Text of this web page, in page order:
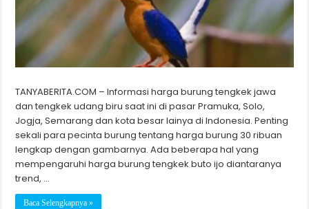
TANYABERITA.COM – Informasi harga burung tengkek jawa
dan tengkek udang biru saat ini di pasar Pramuka, Solo,
Jogja, Semarang dan kota besar lainya di Indonesia. Penting
sekali para pecinta burung tentang harga burung 30 ribuan
lengkap dengan gambarnya. Ada beberapa hal yang
mempengaruhi harga burung tengkek buto ijo diantaranya
trend, …
Baca Selengkapnya »